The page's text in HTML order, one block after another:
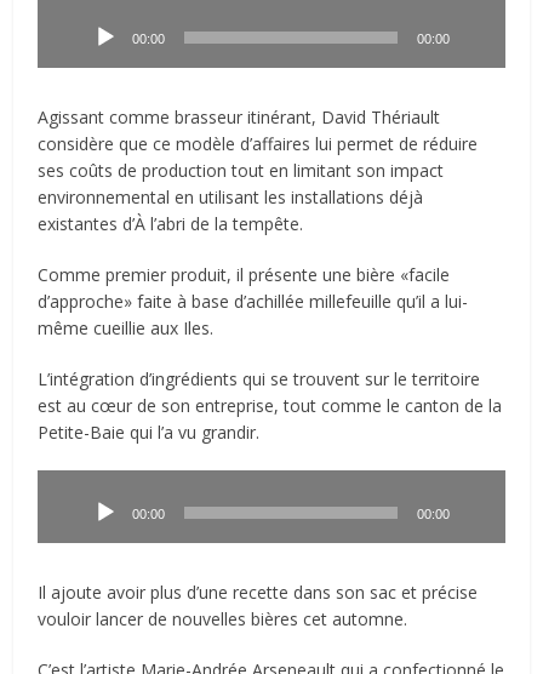
00:00 00:00
Agissant comme brasseur itinérant, David Thériault
considère que ce modèle d’affaires lui permet de réduire
ses coûts de production tout en limitant son impact
environnemental en utilisant les installations déjà
existantes d’À l’abri de la tempête.
Comme premier produit, il présente une bière «facile
d’approche» faite à base d’achillée millefeuille qu’il a lui-
même cueillie aux Iles.
L’intégration d’ingrédients qui se trouvent sur le territoire
est au cœur de son entreprise, tout comme le canton de la
Petite-Baie qui l’a vu grandir.
00:00 00:00
Il ajoute avoir plus d’une recette dans son sac et précise
vouloir lancer de nouvelles bières cet automne.